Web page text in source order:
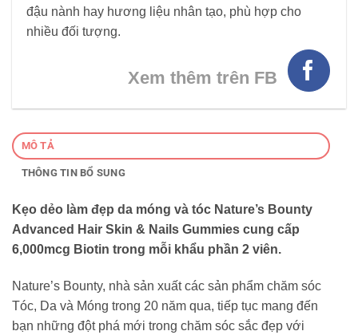
đậu nành hay hương liệu nhân tạo, phù hợp cho
nhiều đối tượng.
Xem thêm trên FB
MÔ TẢ
THÔNG TIN BỔ SUNG
Kẹo dẻo làm đẹp da móng và tóc Nature’s Bounty
Advanced Hair Skin & Nails Gummies cung cấp
6,000mcg Biotin trong mỗi khẩu phần 2 viên.
Nature’s Bounty, nhà sản xuất các sản phẩm chăm sóc
Tóc, Da và Móng trong 20 năm qua, tiếp tục mang đến
bạn những đột phá mới trong chăm sóc sắc đẹp với